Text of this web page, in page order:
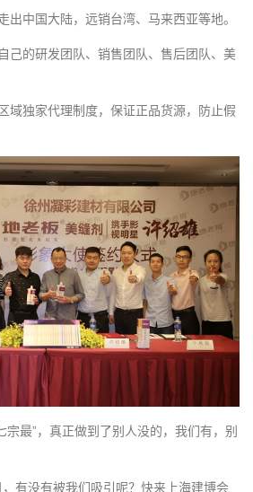
出中国大陆，远销台湾、马来西亚等地。
己的研发团队、销售团队、售后团队、美
域独家代理制度，保证正品货源，防止假
宗最”，真正做到了别人没的，我们有，别
有没有被我们吸引呢？快来上海建博会